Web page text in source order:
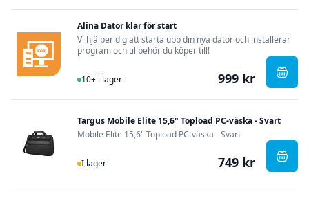
Alina Dator klar för start
Vi hjälper dig att starta upp din nya dator och installerar
program och tillbehör du köper till!
I Lager
10+ i lager 999 kr ,
Targus Mobile Elite 15,6" Topload PC-väska - Svart
Mobile Elite 15,6" Topload PC-väska - Svart
I Lager
I lager 749 kr ,